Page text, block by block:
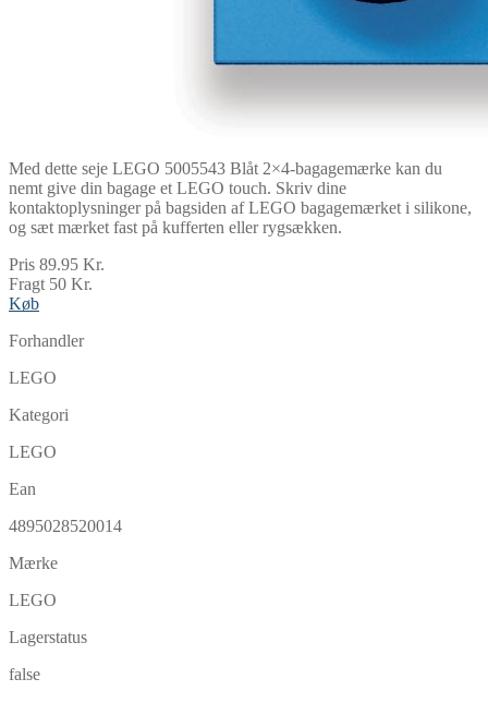
Med dette seje LEGO 5005543 Blåt 2×4-bagagemærke kan du
nemt give din bagage et LEGO touch. Skriv dine
kontaktoplysninger på bagsiden af LEGO bagagemærket i silikone,
og sæt mærket fast på kufferten eller rygsækken.
Pris 89.95 Kr.
Fragt 50 Kr.
Køb
Forhandler
LEGO
Kategori
LEGO
Ean
4895028520014
Mærke
LEGO
Lagerstatus
false